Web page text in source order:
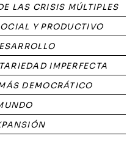
LAS CRISIS MÚLTIPLES
Y PRODUCTIVO
IMPERFECTA
DEMOCRÁTICO